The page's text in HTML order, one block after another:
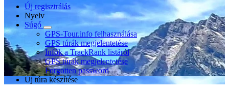
Új regisztrálás
Nyelv
Súgó
GPS-Tour.info felhasználása
GPS túrák megjelentetése
Infók a TrackRank listáról
GPS túrák megjelentetése
Forgotten password
Új túra készítése